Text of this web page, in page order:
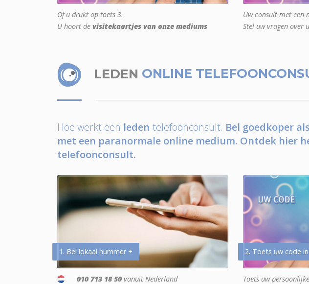
Of u drukt op toets 3.
U hoort de visitekaartjes van onze mediums
Uw consult met een
Stel uw vragen over
LEDEN ONLINE
Hoe werkt een leden-telefoonconsult. Bel goedkoper
met een paranormale online medium. Ontdek hier
telefoonconsult.
1. Bel lokaal nummer +
010 713 18 50 vanuit Nederland
2. Toets uw code
Toets uw